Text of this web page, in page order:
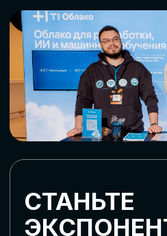
СТАТЬ ПАРТНЕРОМ
СКАЧАТЬ
СТАТЬ СПИКЕРОМ
СТАТЬ УЧАСТНИКОМ